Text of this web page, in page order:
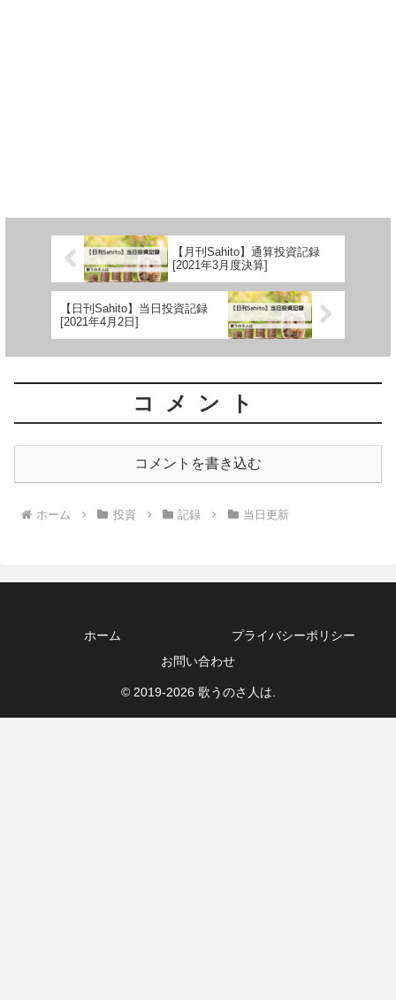
【月刊Sahito】通算投資記録
[2021年3月度決算]
【日刊Sahito】当日投資記録
[2021年4月2日]
コメント
コメントを書き込む
ホーム 投資 記録 当日更新
ホーム
プライバシーポリシー
お問い合わせ
© 2019-2026 歌うのさ人は.